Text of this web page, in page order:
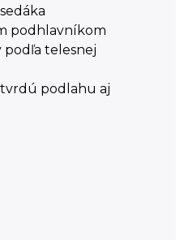
podhlavníkom
podľa telesnej
tvrdú podlahu aj